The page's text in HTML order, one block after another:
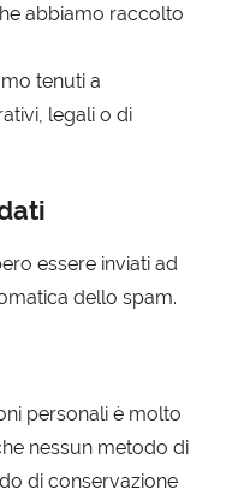
abbiamo raccolto
tenuti a
legali o di
essere inviati ad
dello spam.
personali è molto
nessun metodo di
di conservazione